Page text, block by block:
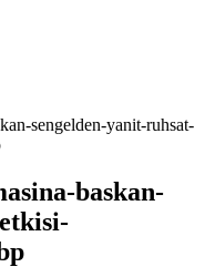
sengelden-yanit-ruhsat-
baskan-